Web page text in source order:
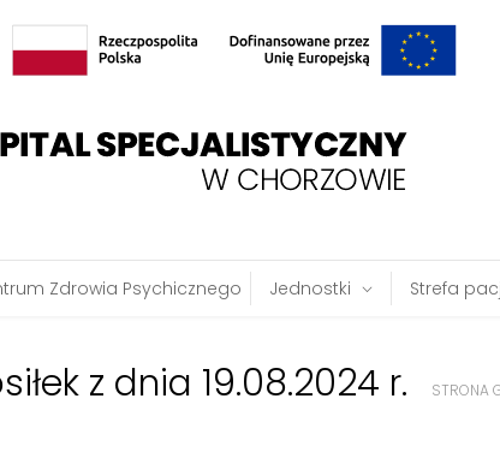
Zdrowia Psychicznego Jednostki Strefa
z dnia 19.08.2024 r. STRONA